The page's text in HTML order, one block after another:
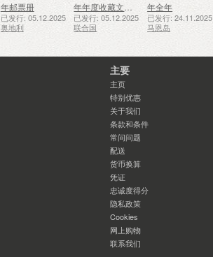
年邮票册
已发行: 05.12.2025
奥地利
年年度收藏文件夹（纽约）
已发行: 05.12.2025
联合国
年全年
已发行: 24.11.2025
马恩岛
主要
主页
特别优惠
关于我们
条款和条件
常问问题
配送
货币换算
凭证
忠诚度得分
隐私政策
Cookies
网上购物
联系我们